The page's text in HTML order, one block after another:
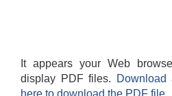
It appears your Web
display PDF files.